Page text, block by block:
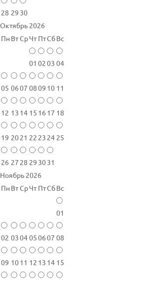
28 29 30
Октябрь 2026
Пн ВтСрЧт ПтСбВс
01 0203 04
05 0607 0809 10 11
12 13 14 15 16 17 18
19 2021 22 23 24 25
26 27 28 29 3031
Ноябрь 2026
Пн ВтСрЧт ПтСбВс
01
02 0304050607 08
09 1011 12 13 14 15